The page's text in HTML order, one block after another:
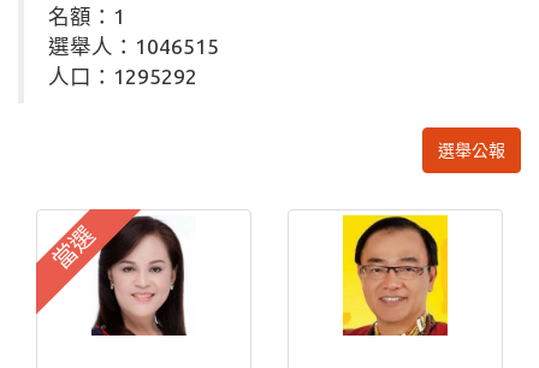
名額：1
選舉人：1046515
人口：1295292
選舉公報
當選